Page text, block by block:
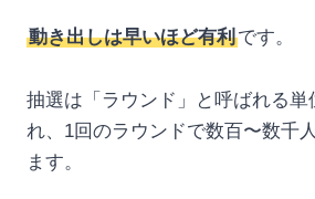
動き出しは早いほど有利です。
抽選は「ラウンド」と呼ばれる単
れ、1回のラウンドで数百〜数千
ます。